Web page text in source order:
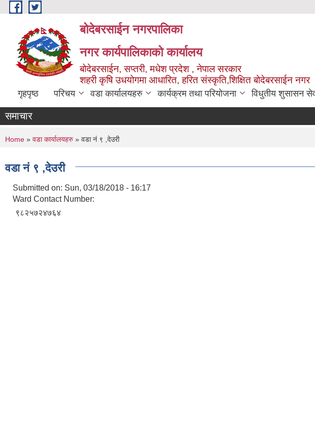
Skip to main content
बोदेबरसाईन नगरपालिका
नगर कार्यपालिकाको कार्यालय
बोदेबरसाईन, सप्तरी, मधेश प्रदेश , नेपाल सरकार
शहरी कृषि उधयोगमा आधारित, हरित संस्कृति,शिक्षित बोदेबरसाईन नगर
गृहपृष्ठ परिचय वडा कार्यालयहरु कार्यक्रम तथा परियोजना विधुतीय शुसासन
समाचार
You are here
Home » वडा कार्यालयहरु » वडा नं‌ ९ ,देउरी
वडा नं‌ ९ ,देउरी
Submitted on: Sun, 03/18/2018 - 16:17
Ward Contact Number:
९८२५७२४७६४